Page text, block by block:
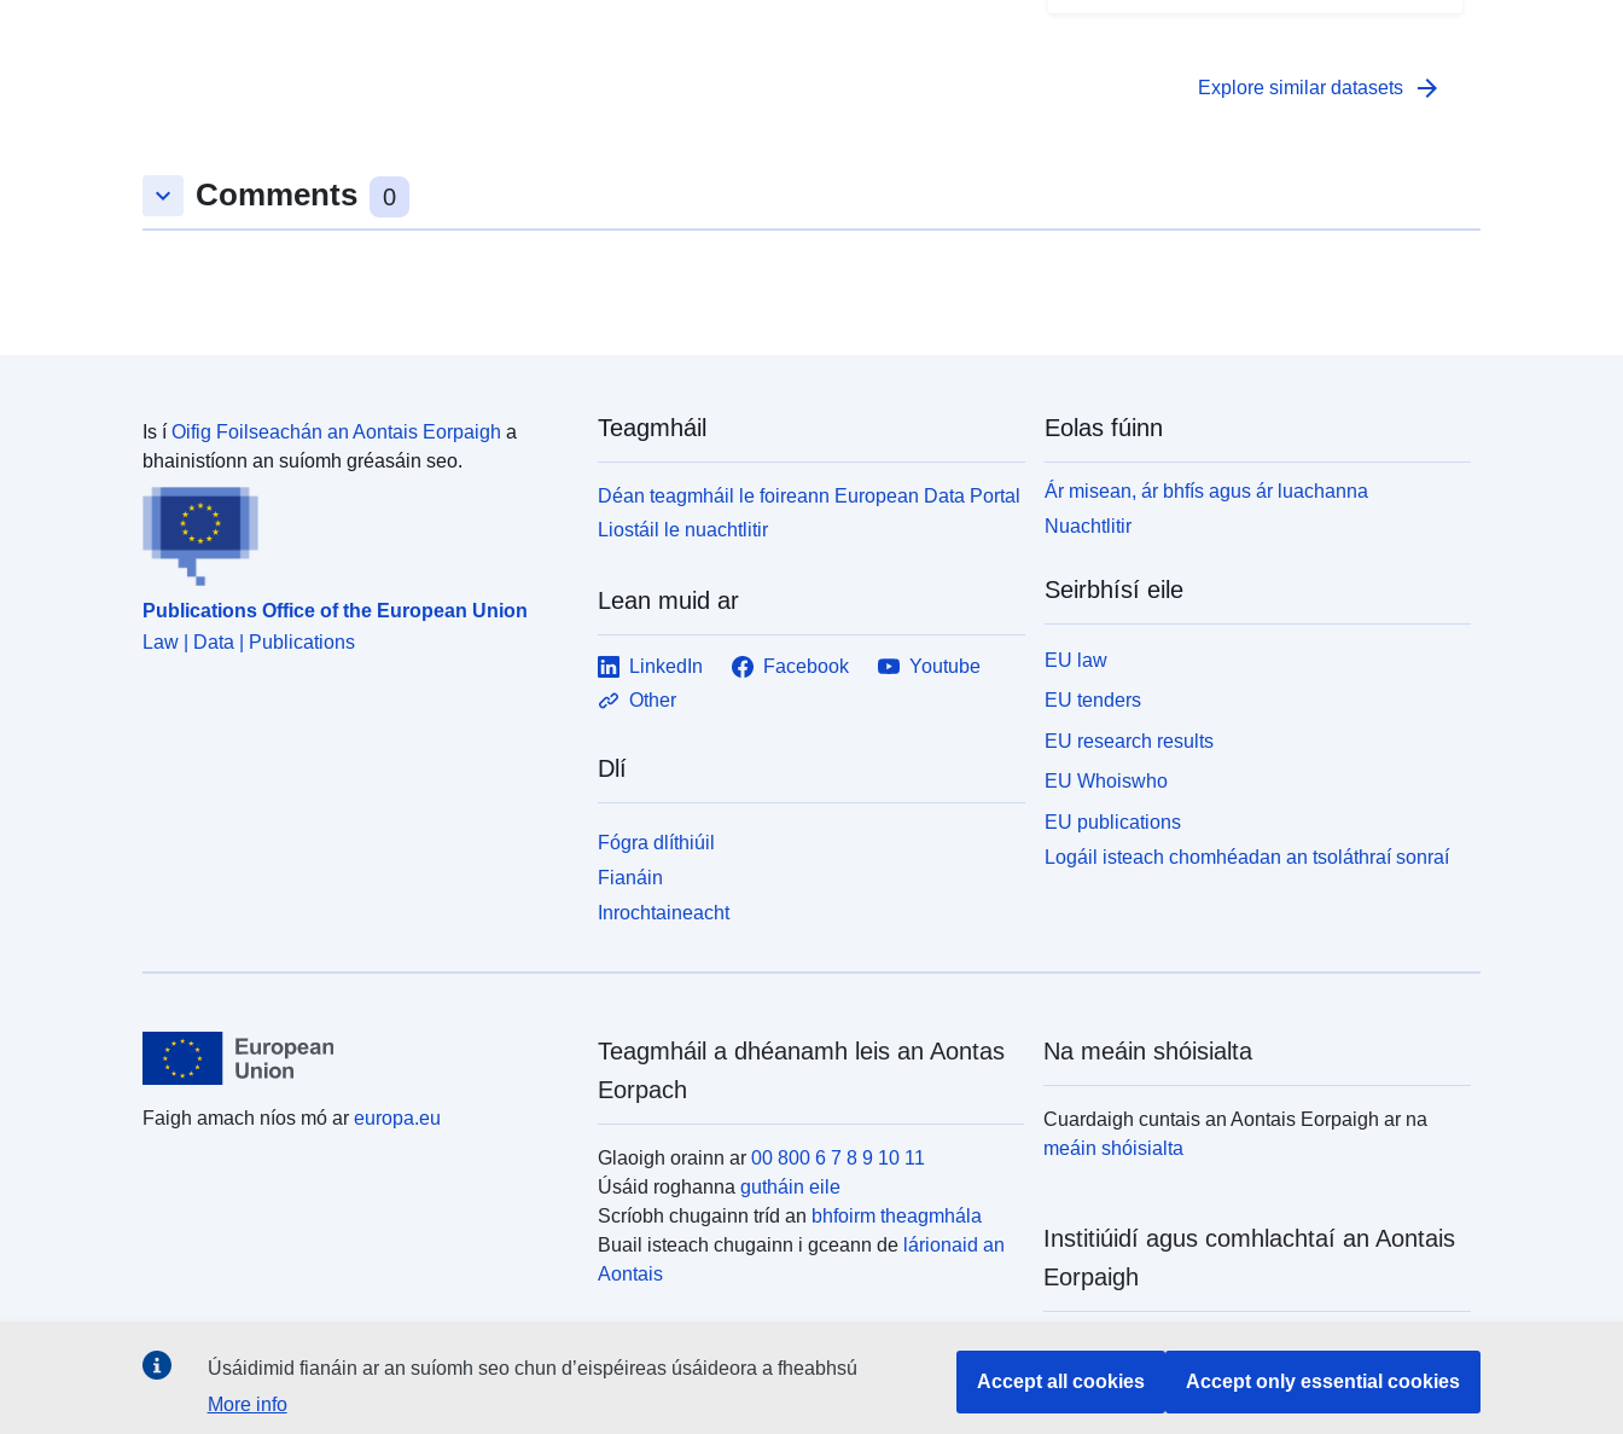
Explore similar datasets arrow_forward
keyboard_arrow_down Comments 0
Is í Oifig Foilseachán an Aontais Eorpaigh a
bhainistíonn an suíomh gréasáin seo.
Publications Office of the European Union
Law | Data | Publications
Teagmháil
Déan teagmháil le foireann European Data Portal
Liostáil le nuachtlitir
Lean muid ar
LinkedIn Facebook
Youtube
Other
Dlí
Fógra dlíthiúil
Fianáin
Inrochtaineacht
Eolas fúinn
Ár misean, ár bhfís agus ár luachanna
Nuachtlitir
Seirbhísí eile
EU law
EU tenders
EU research results
EU Whoiswho
EU publications
Logáil isteach chomhéadan an tsoláthraí sonraí
Faigh amach níos mó ar europa.eu
Teagmháil a dhéanamh leis an Aontas
Eorpach
Glaoigh orainn ar 00 800 6 7 8 9 10 11
Úsáid roghanna gutháin eile
Scríobh chugainn tríd an bhfoirm theagmhála
Buail isteach chugainn i gceann de lárionaid an
Aontais
Na meáin shóisialta
Cuardaigh cuntais an Aontais Eorpaigh ar na
meáin shóisialta
Institiúidí agus comhlachtaí an Aontais
Eorpaigh
uile de chuid an Aontais Eorpaigh
Úsáidimid fianáin ar an suíomh seo chun d’eispéireas úsáideora a fheabhsú
More info
Accept all cookies Accept only essential cookies